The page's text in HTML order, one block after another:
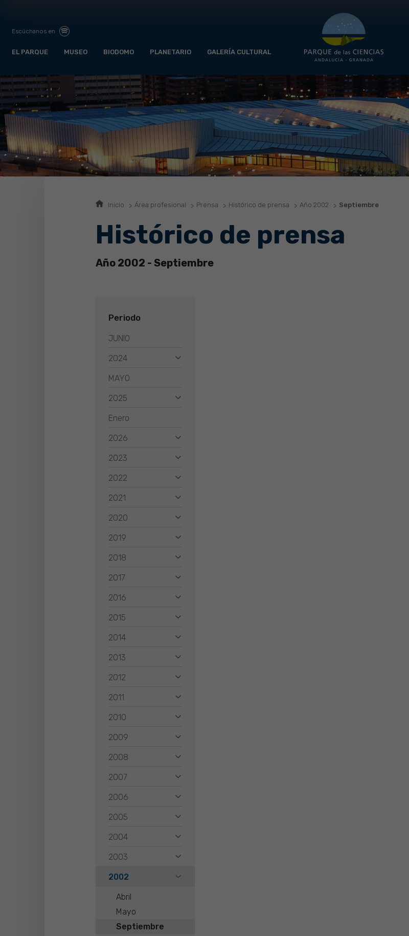
Escúchanos en
EL PARQUE MUSEO BIODOMO PLANETARIO GALERÍA CULTURAL
Inicio Área profesional Prensa Histórico de prensa Año 2002 Septiembre
Histórico de prensa
Año 2002 - Septiembre
Periodo
JUNIO
2024
MAYO
2025
Enero
2026
2023
2022
2021
2020
2019
2018
2017
2016
2015
2014
2013
2012
2011
2010
2009
2008
2007
2006
2005
2004
2003
2002
Abril
Mayo
Septiembre